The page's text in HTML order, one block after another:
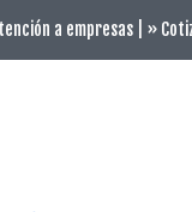
a empresas | »